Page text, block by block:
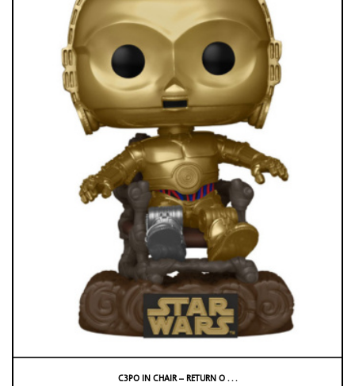
C3PO IN CHAIR – RETURN O . . .